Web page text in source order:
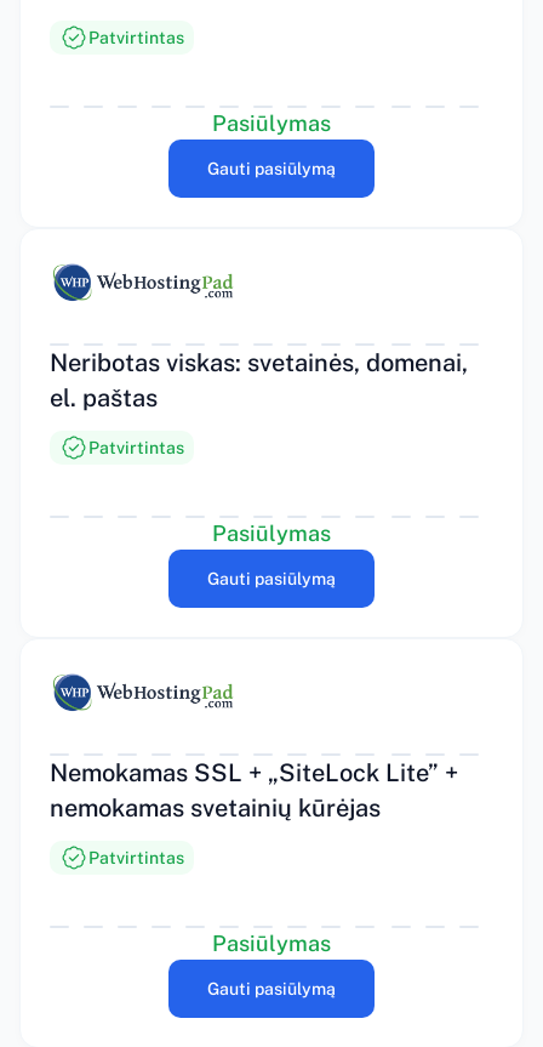
Patvirtintas
Pasiūlymas
Gauti pasiūlymą
Neribotas viskas: svetainės, domenai,
el. paštas
Patvirtintas
Pasiūlymas
Gauti pasiūlymą
Nemokamas SSL + „SiteLock Lite” +
nemokamas svetainių kūrėjas
Patvirtintas
Pasiūlymas
Gauti pasiūlymą